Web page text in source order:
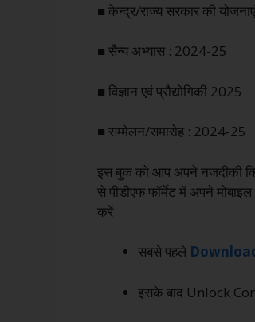
■ केन्द्र/राज्य सरकार की योजनाएं
■ सैन्य अभ्यास : 2024-25
■ विज्ञान एवं प्रौद्योगिकी 2025
■ सम्मेलन/समारोह : 2024-25
इस बुक को आप अपने नजदीकी
से पीडीएफ फॉर्मेट में अपने
करें
सबसे पहले
इसके बाद Unlock